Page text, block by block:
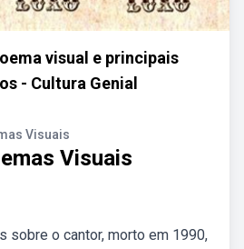
visual e principais
- Cultura Genial
Visuais
Visuais
sobre o cantor, morto em 1990,